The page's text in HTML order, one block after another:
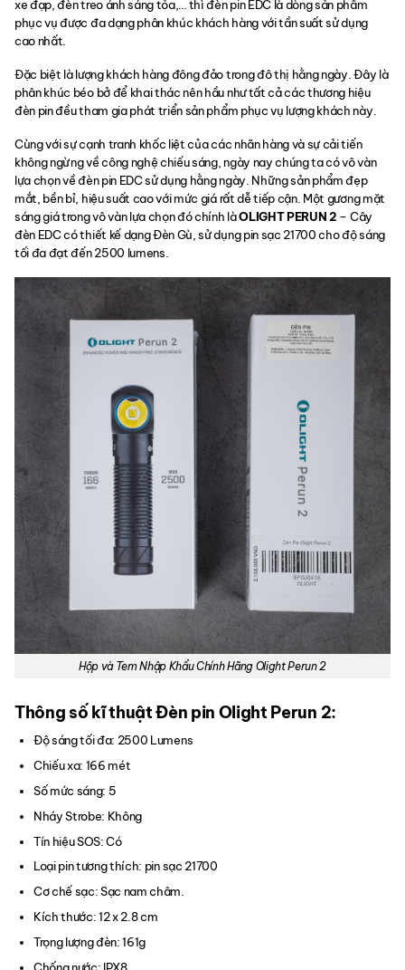
xe đạp, đèn treo ánh sáng tỏa,… thì đèn pin EDC là dòng sản phẩm
phục vụ được đa dạng phân khúc khách hàng với tần suất sử dụng
cao nhất.
Đặc biệt là lượng khách hàng đông đảo trong đô thị hằng ngày. Đây là
phân khúc béo bở để khai thác nên hầu như tất cả các thương hiệu
đèn pin đều tham gia phát triển sản phẩm phục vụ lượng khách này.
Cùng với sự cạnh tranh khốc liệt của các nhãn hàng và sự cải tiến
không ngừng về công nghệ chiếu sáng, ngày nay chúng ta có vô vàn
lựa chọn về đèn pin EDC sử dụng hằng ngày. Những sản phẩm đẹp
mắt, bền bỉ, hiệu suất cao với mức giá rất dễ tiếp cận. Một gương mặt
sáng giá trong vô vàn lựa chọn đó chính làOLIGHT PERUN 2 – Cây
đèn EDC có thiết kế dạng Đèn Gù, sử dụng pin sạc 21700 cho độ sáng
tối đa đạt đến 2500 lumens.
Hộp và Tem Nhập Khẩu Chính Hãng Olight Perun 2
Thông số kĩ thuật Đèn pin Olight Perun 2:
Độ sáng tối đa: 2500 Lumens
Chiếu xa: 166 mét
Số mức sáng: 5
Nháy Strobe: Không
Tín hiệu SOS: Có
Loại pin tương thích: pin sạc 21700
Cơ chế sạc: Sạc nam châm.
Kích thước: 12 x 2.8 cm
Trọng lượng đèn: 161g
Chống nước: IPX8